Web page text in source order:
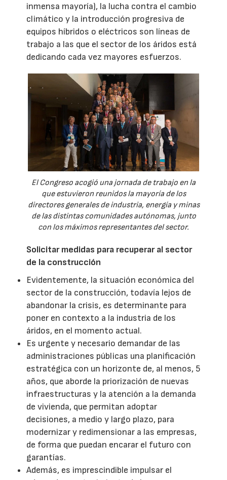
inmensa mayoría), la lucha contra el cambio
climático y la introducción progresiva de
equipos híbridos o eléctricos son líneas de
trabajo a las que el sector de los áridos está
dedicando cada vez mayores esfuerzos.
El Congreso acogió una jornada de trabajo en la
que estuvieron reunidos la mayoría de los
directores generales de industria, energía y minas
de las distintas comunidades autónomas, junto
con los máximos representantes del sector.
Solicitar medidas para recuperar al sector
de la construcción
Evidentemente, la situación económica del
sector de la construcción, todavía lejos de
abandonar la crisis, es determinante para
poner en contexto a la industria de los
áridos, en el momento actual.
Es urgente y necesario demandar de las
administraciones públicas una planificación
estratégica con un horizonte de, al menos, 5
años, que aborde la priorización de nuevas
infraestructuras y la atención a la demanda
de vivienda, que permitan adoptar
decisiones, a medio y largo plazo, para
modernizar y redimensionar a las empresas,
de forma que puedan encarar el futuro con
garantías.
Además, es imprescindible impulsar el